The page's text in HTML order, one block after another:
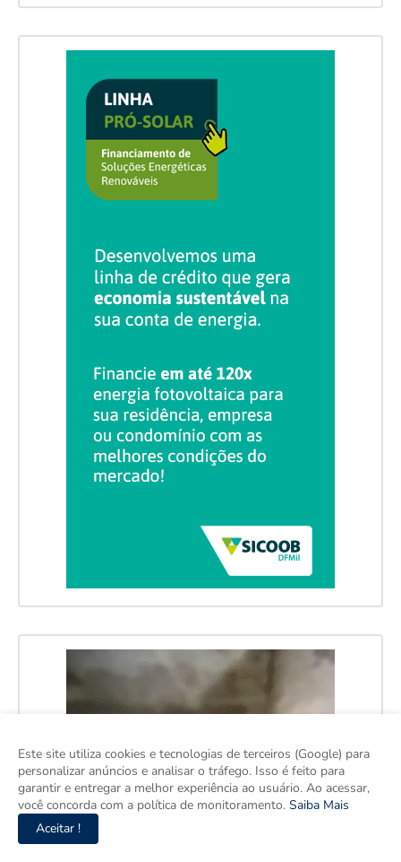
Este site utiliza cookies e tecnologias de terceiros (Google) para
personalizar anúncios e analisar o tráfego. Isso é feito para
garantir e entregar a melhor experiência ao usuário. Ao acessar,
você concorda com a política de monitoramento. Saiba Mais
Aceitar !